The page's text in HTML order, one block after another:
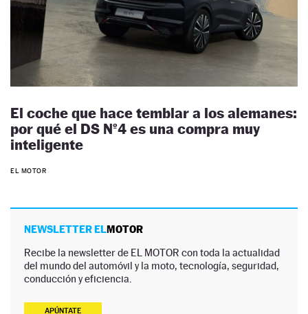
El coche que hace temblar a los alemanes:
por qué el DS Nº4 es una compra muy
inteligente
EL MOTOR
NEWSLETTER ELMOTOR
Recibe la newsletter de EL MOTOR con toda la actualidad
del mundo del automóvil y la moto, tecnología, seguridad,
conducción y eficiencia.
APÚNTATE